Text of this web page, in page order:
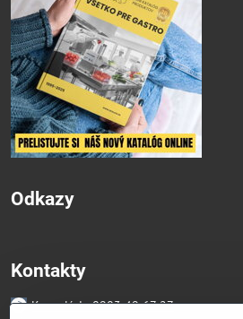
Odkazy
Kontakty
Kancelária 0903 49 67 27